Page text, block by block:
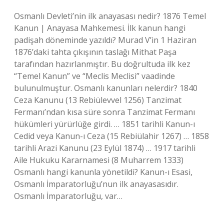
Osmanlı Devleti’nin ilk anayasası nedir? 1876 ​​​​Temel
Kanun | Anayasa Mahkemesi. İlk kanun hangi
padişah döneminde yazıldı? Murad V’in 1 Haziran
1876’daki tahta çıkışının taslağı Mithat Paşa
tarafından hazırlanmıştır. Bu doğrultuda ilk kez
“Temel Kanun” ve “Meclis Meclisi” vaadinde
bulunulmuştur. Osmanlı kanunları nelerdir? 1840
Ceza Kanunu (13 Rebiülevvel 1256) Tanzimat
Fermanı’ndan kısa süre sonra Tanzimat Fermanı
hükümleri yürürlüğe girdi. … 1851 tarihli Kanun-ı
Cedid veya Kanun-ı Ceza (15 Rebiülahir 1267) … 1858
tarihli Arazi Kanunu (23 Eylül 1874) … 1917 tarihli
Aile Hukuku Kararnamesi (8 Muharrem 1333)
Osmanlı hangi kanunla yönetildi? Kanun-ı Esasi,
Osmanlı İmparatorluğu’nun ilk anayasasıdır.
Osmanlı İmparatorluğu, var…